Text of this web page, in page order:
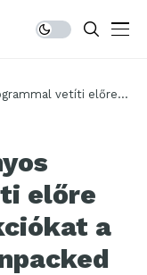
vetíti előre
előre
a